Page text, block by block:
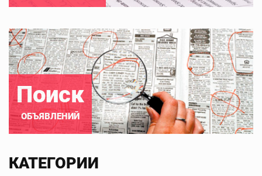
Поиск
ОБЪЯВЛЕНИЙ
КАТЕГОРИИ